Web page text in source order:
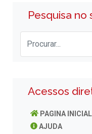
Pesquisa no
Acessos
PAGINA INICIAL
AJUDA